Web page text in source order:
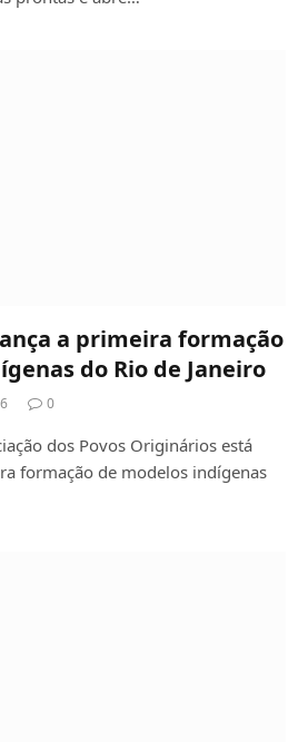
a primeira formação
do Rio de Janeiro
0
dos Povos Originários está
formação de modelos indígenas